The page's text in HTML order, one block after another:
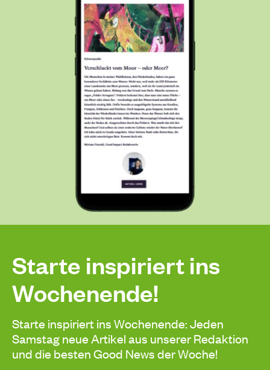
Starte inspiriert ins
Wochenende!
Starte inspiriert ins Wochenende: Jeden
Samstag neue Artikel aus unserer Redaktion
und die besten Good News der Woche!